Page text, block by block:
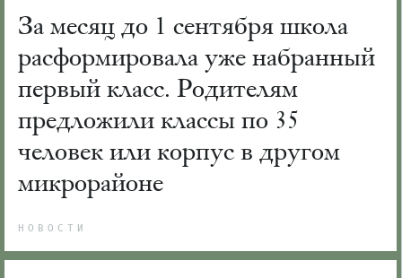
За месяц до 1 сентября школа
расформировала уже набранный
первый класс. Родителям
предложили классы по 35
человек или корпус в другом
микрорайоне
НОВОСТИ